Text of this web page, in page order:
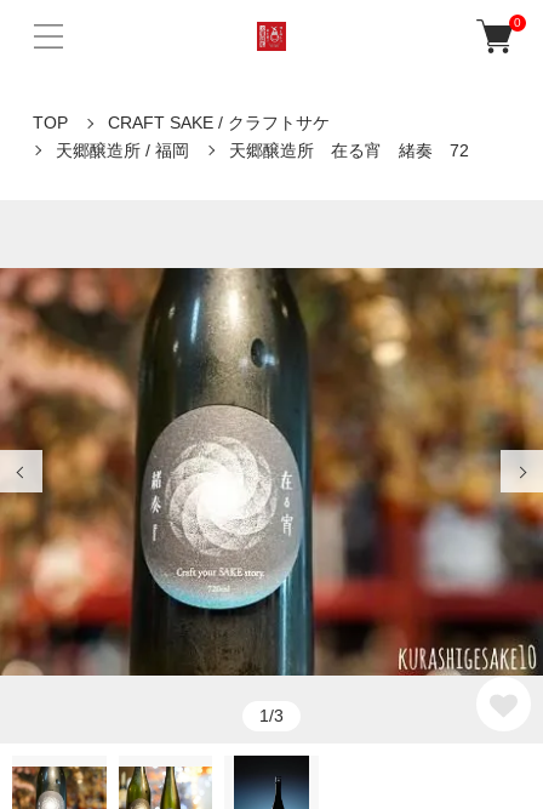
0
TOP
CRAFT SAKE / クラフトサケ
天郷醸造所 / 福岡
天郷醸造所 在る宵 緒奏 72
1/3